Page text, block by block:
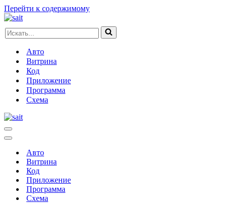
Перейти к содержимому
Искать...
Авто
Витрина
Код
Приложение
Программа
Схема
Меню
навигации
Меню
навигацииАвто
Витрина
Код
Приложение
Программа
Схема